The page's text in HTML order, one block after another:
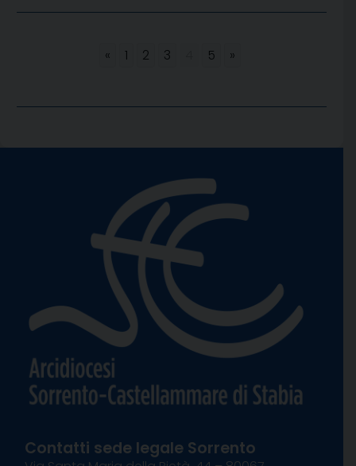
« 1 2 3 5 »
Contatti sede legale Sorrento